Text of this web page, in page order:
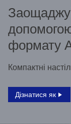
формату
Компактні
Дізнатися як